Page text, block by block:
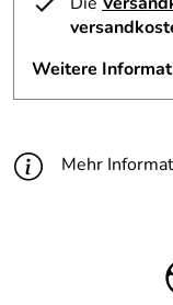
Weitere
Mehr